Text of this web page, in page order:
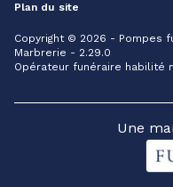
Plan du site
Copyright © 2026 - Pompes
Marbrerie - 2.29.0
Opérateur funéraire habilité
Une